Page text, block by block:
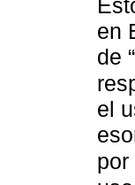
en
de
el
por